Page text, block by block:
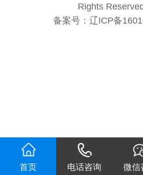
Rights
备案号： 辽ICP备
首页 电话咨询 微信